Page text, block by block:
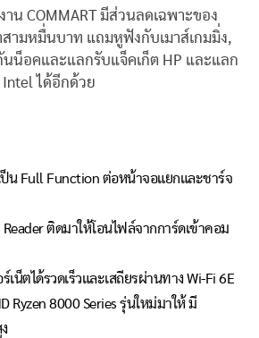
าน COMMART มีส่วนลดเฉพาะของ
สามหมื่นบาท แถมหูฟังกับเมาส์เกมมิ่ง,
น็อคและแลกรับแจ็คเก็ต HP และแลก
ได้อีกด้วย
ป็น Full Function ต่อหน้าจอแยกและชาร์จ
Reader ติดมาให้โอนไฟล์จากการ์ดเข้าคอม
เน็ตได้รวดเร็วและเสถียรผ่านทาง Wi-Fi 6E
Ryzen 8000 Series รุ่นใหม่มาให้ มี